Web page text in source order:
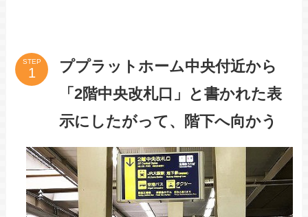
STEP
ププラットホーム中央付近から
「2階中央改札口」と書かれた表
示にしたがって、階下へ向かう